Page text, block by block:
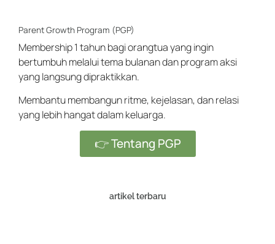
Parent Growth Program (PGP)
Membership 1 tahun bagi orangtua yang ingin
bertumbuh melalui tema bulanan dan program aksi
yang langsung dipraktikkan.
Membantu membangun ritme, kejelasan, dan relasi
yang lebih hangat dalam keluarga.
👉 Tentang PGP
artikel terbaru